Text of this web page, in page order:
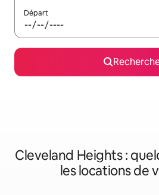
Départ
Cleveland Heights :
les locations de